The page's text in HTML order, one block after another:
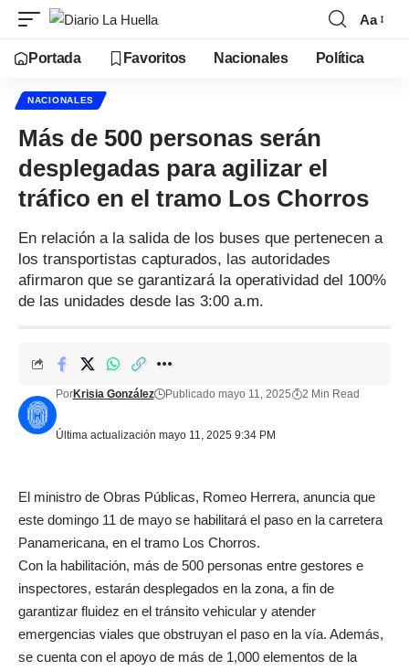
Aa
Portada Favoritos Nacionales Política
NACIONALES
Más de 500 personas serán
desplegadas para agilizar el
tráfico en el tramo Los Chorros
En relación a la salida de los buses que pertenecen a
los transportistas capturados, las autoridades
afirmaron que se garantizará la operatividad del 100%
de las unidades desde las 3:00 a.m.
Última actualización mayo 11, 2025 9:34 PM
PorKrisia González Publicado mayo 11, 2025 2 Min Read
El ministro de Obras Públicas, Romeo Herrera, anuncia que
este domingo 11 de mayo se habilitará el paso en la carretera
Panamericana, en el tramo Los Chorros.
Con la habilitación, más de 500 personas entre gestores e
inspectores, estarán desplegados en la zona, a fin de
garantizar fluidez en el tránsito vehicular y atender
emergencias viales que obstruyan el paso en la vía. Además,
se cuenta con el apoyo de más de 1,000 elementos de la